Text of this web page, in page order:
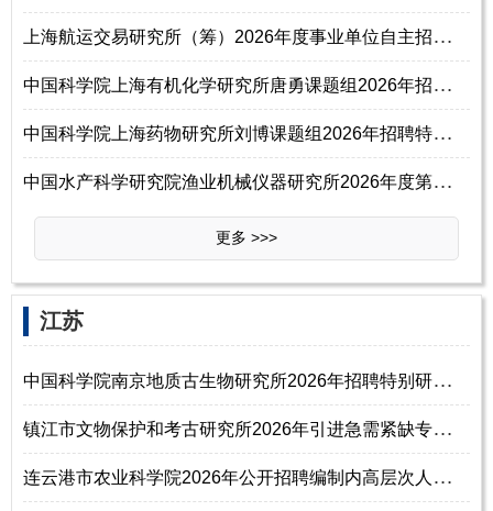
上
海航运交易研究所（筹）2026年度事业单位自主招聘公告
中
国科学院上海有机化学研究所唐勇课题组2026年招聘高分子加工与应用研发主
中
国科学院上海药物研究所刘博课题组2026年招聘特别研究助理启事
中
国水产科学研究院渔业机械仪器研究所2026年度第三批统一公开招聘公告
更多 >>>
‌江‌苏
中
国科学院南京地质古生物研究所2026年招聘特别研究助理通知(长期有效)
镇
江市文物保护和考古研究所2026年引进急需紧缺专业人才公告
连
云港市农业科学院2026年公开招聘编制内高层次人才公告